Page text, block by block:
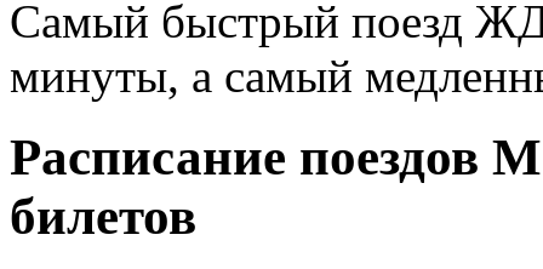
Самый быстрый поезд ЖД
минуты, а самый
Расписание поездов
билетов